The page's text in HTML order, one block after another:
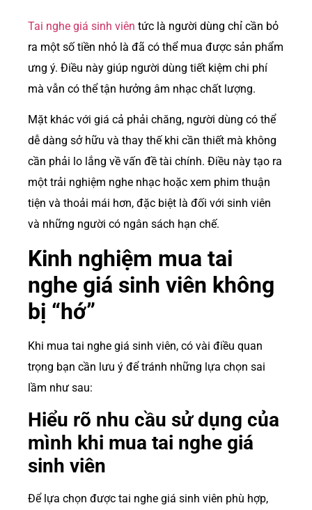
Tai nghe giá sinh viên tức là người dùng chỉ cần bỏ
ra một số tiền nhỏ là đã có thể mua được sản phẩm
ưng ý. Điều này giúp người dùng tiết kiệm chi phí
mà vẫn có thể tận hưởng âm nhạc chất lượng.
Mặt khác với giá cả phải chăng, người dùng có thể
dễ dàng sở hữu và thay thế khi cần thiết mà không
cần phải lo lắng về vấn đề tài chính. Điều này tạo ra
một trải nghiệm nghe nhạc hoặc xem phim thuận
tiện và thoải mái hơn, đặc biệt là đối với sinh viên
và những người có ngân sách hạn chế.
Kinh nghiệm mua tai
nghe giá sinh viên không
bị “hớ”
Khi mua tai nghe giá sinh viên, có vài điều quan
trọng bạn cần lưu ý để tránh những lựa chọn sai
lầm như sau:
Hiểu rõ nhu cầu sử dụng của
mình khi mua tai nghe giá
sinh viên
Để lựa chọn được tai nghe giá sinh viên phù hợp,